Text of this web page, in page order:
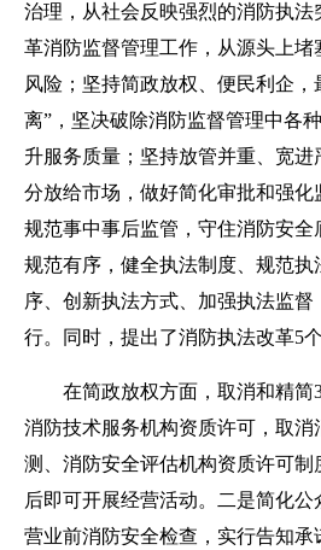
治理，从社会反映强烈的消防执法
革消防监督管理工作，从源头上
风险；坚持简政放权、便民利企，
离”，坚决破除消防监督管理中各
升服务质量；坚持放管并重、宽
分放给市场，做好简化审批和强化
规范事中事后监管，守住消防安全
规范有序，健全执法制度、规范执
序、创新执法方式、加强执法监
行。同时，提出了消防执法改革5
在简政放权方面，取消和精简
消防技术服务机构资质许可，取消
测、消防安全评估机构资质许可制
后即可开展经营活动。二是简化公
营业前消防安全检查，实行告知